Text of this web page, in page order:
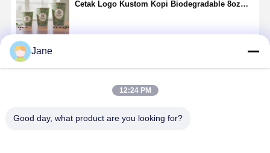
Cetak Logo Kustom Kopi Biodegradable 8oz
Rekomendasi Produk
Jane
12:24 PM
Good day, what product are you looking for?